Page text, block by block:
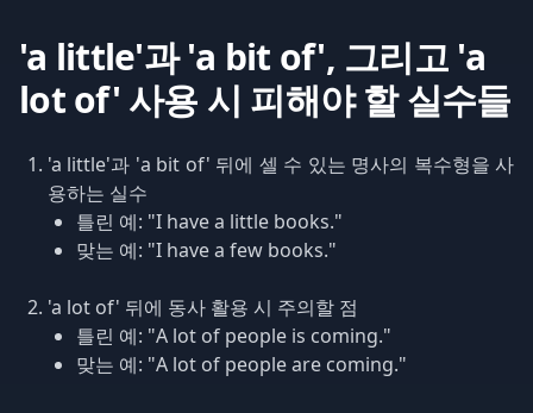
'a little'과 'a bit of', 그리고 'a
lot of' 사용 시 피해야 할 실수들
'a little'과 'a bit of' 뒤에 셀 수 있는 명사의 복수형을 사
용하는 실수
틀린 예: "I have a little books."
맞는 예: "I have a few books."
'a lot of' 뒤에 동사 활용 시 주의할 점
틀린 예: "A lot of people is coming."
맞는 예: "A lot of people are coming."